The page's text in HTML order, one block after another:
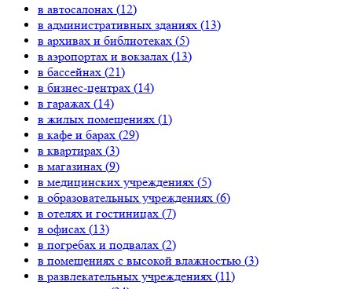
в автосалонах (12)
в административных зданиях (13)
в архивах и библиотеках (5)
в аэропортах и вокзалах (13)
в бассейнах (21)
в бизнес-центрах (14)
в гаражах (14)
в жилых помещениях (1)
в кафе и барах (29)
в квартирах (3)
в магазинах (9)
в медицинских учреждениях (5)
в образовательных учреждениях (6)
в отелях и гостиницах (7)
в офисах (13)
в погребах и подвалах (2)
в помещениях с высокой влажностью (3)
в развлекательных учреждениях (11)